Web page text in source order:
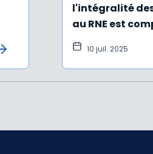
l'intégralité
au RNE est
10 juil. 2025